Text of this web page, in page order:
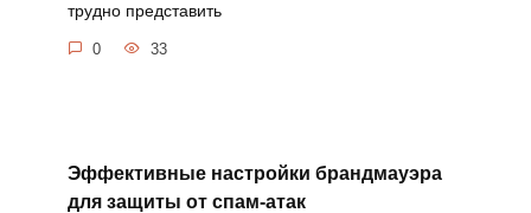
трудно представить
0 33
Эффективные настройки брандмауэра
для защиты от спам-атак